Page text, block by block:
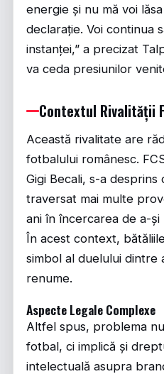
energie și nu mă voi
declarație. Voi continua
instanței,” a precizat
va ceda presiunilor
Contextul Rivalității
Această rivalitate are
fotbalului românesc.
Gigi Becali, s-a
traversat mai multe
ani în încercarea de a-
În acest context,
simbol al duelului dintre
renume.
Aspecte Legale Complexe
Altfel spus, problema
fotbal, ci implică și
intelectuală asupra